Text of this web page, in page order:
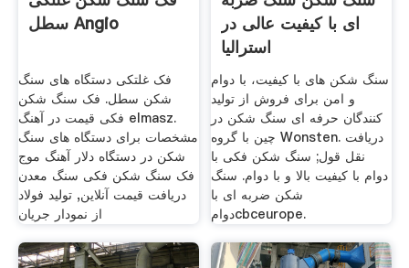
سطل Angio
فک غلتکی دستگاه های سنگ
شکن سطل. فک سنگ شکن
فکی قیمت در آهنگ elmasz.
مشخصات برای دستگاه های سنگ
شکن در دستگاه دلار آهنگ موج
فک سنگ شکن فکی سنگ معدن
دریافت قیمت آنلاین, تولید فولاد
از نمودار جریان
ای با کیفیت عالی در
استرالیا
سنگ شکن های با کیفیت، با دوام
و امن برای فروش از تولید
کنندگان حرفه ای سنگ شکن در
چین با گروه Wonsten. دریافت
نقل قول; سنگ شکن فکی با
دوام با کیفیت بالا و با دوام. سنگ
شکن ضربه ای با
دوامcbceurope.